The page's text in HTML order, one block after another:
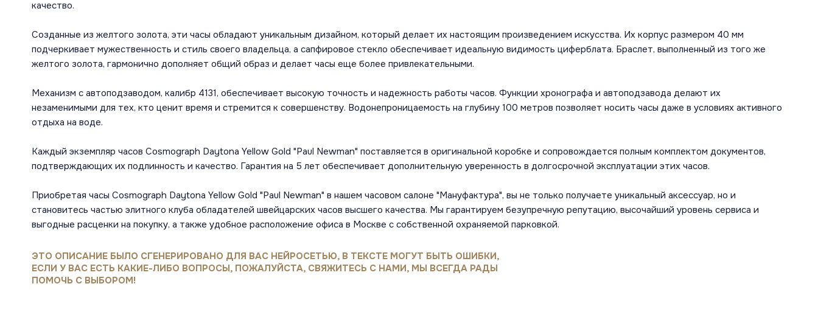
качество.
Созданные из желтого золота, эти часы обладают уникальным дизайном, который делает их настоящим произведением искусства. Их корпус размером 40 мм
подчеркивает мужественность и стиль своего владельца, а сапфировое стекло обеспечивает идеальную видимость циферблата. Браслет, выполненный из того же
желтого золота, гармонично дополняет общий образ и делает часы еще более привлекательными.
Механизм с автоподзаводом, калибр 4131, обеспечивает высокую точность и надежность работы часов. Функции хронографа и автоподзавода делают их
незаменимыми для тех, кто ценит время и стремится к совершенству. Водонепроницаемость на глубину 100 метров позволяет носить часы даже в условиях активного
отдыха на воде.
Каждый экземпляр часов Cosmograph Daytona Yellow Gold "Paul Newman" поставляется в оригинальной коробке и сопровождается полным комплектом документов,
подтверждающих их подлинность и качество. Гарантия на 5 лет обеспечивает дополнительную уверенность в долгосрочной эксплуатации этих часов.
Приобретая часы Cosmograph Daytona Yellow Gold "Paul Newman" в нашем часовом салоне "Мануфактура", вы не только получаете уникальный аксессуар, но и
становитесь частью элитного клуба обладателей швейцарских часов высшего качества. Мы гарантируем безупречную репутацию, высочайший уровень сервиса и
выгодные расценки на покупку, а также удобное расположение офиса в Москве с собственной охраняемой парковкой.
ЭТО ОПИСАНИЕ БЫЛО СГЕНЕРИРОВАНО ДЛЯ ВАС НЕЙРОСЕТЬЮ, В ТЕКСТЕ МОГУТ БЫТЬ ОШИБКИ,
ЕСЛИ У ВАС ЕСТЬ КАКИЕ-ЛИБО ВОПРОСЫ, ПОЖАЛУЙСТА, СВЯЖИТЕСЬ С НАМИ, МЫ ВСЕГДА РАДЫ
ПОМОЧЬ С ВЫБОРОМ!